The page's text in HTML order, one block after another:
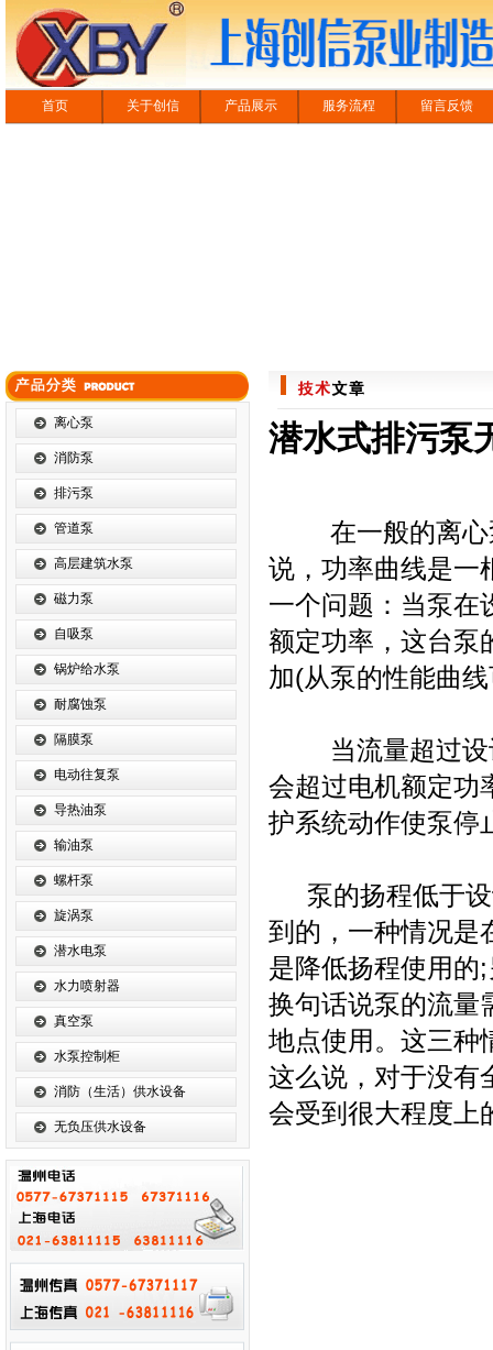
首页 关于创信 产品展示 服务流程 留言反馈
离心泵
消防泵
排污泵
管道泵
高层建筑水泵
磁力泵
自吸泵
锅炉给水泵
耐腐蚀泵
隔膜泵
电动往复泵
导热油泵
输油泵
螺杆泵
旋涡泵
潜水电泵
水力喷射器
真空泵
水泵控制柜
消防（生活）供水设备
无负压供水设备
潜水式排污泵
在一般的离心泵
说，功率曲线是一
一个问题：当泵在
额定功率，这台泵
加(从泵的性能曲
当流量超过设计
会超过电机额定功
护系统动作使泵停
泵的扬程低于设
到的，一种情况是
是降低扬程使用的
换句话说泵的流量
地点使用。这三种
这么说，对于没有
会受到很大程度上